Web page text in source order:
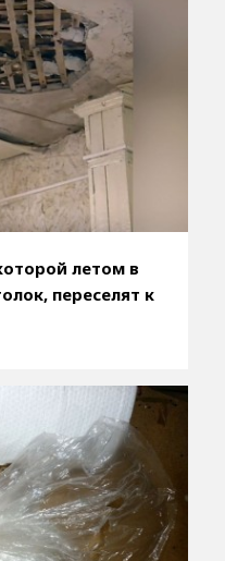
летом в
переселят к